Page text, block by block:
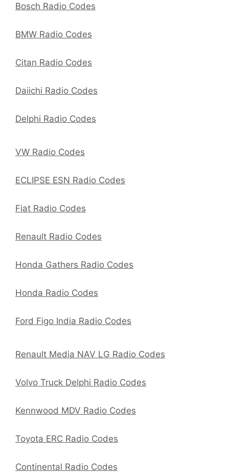
Bosch Radio Codes
BMW Radio Codes
Citan Radio Codes
Daiichi Radio Codes
Delphi Radio Codes
VW Radio Codes
ECLIPSE ESN Radio Codes
Fiat Radio Codes
Renault Radio Codes
Honda Gathers Radio Codes
Honda Radio Codes
Ford Figo India Radio Codes
Renault Media NAV LG Radio Codes
Volvo Truck Delphi Radio Codes
Kennwood MDV Radio Codes
Toyota ERC Radio Codes
Continental Radio Codes